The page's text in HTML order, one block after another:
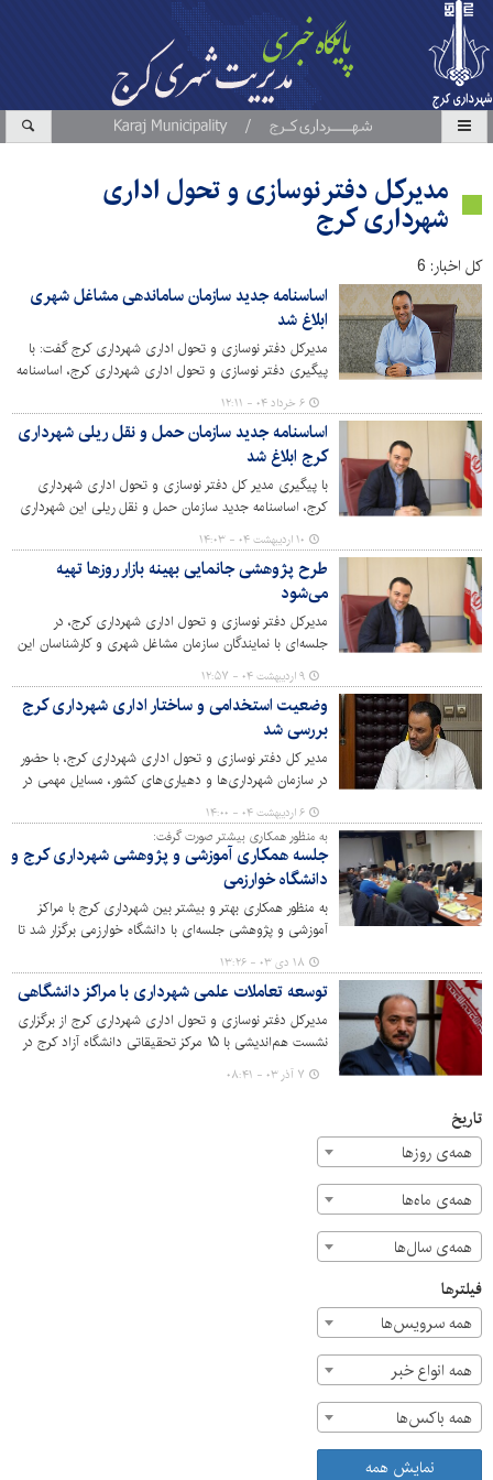
مدیرکل دفتر نوسازی و تحول اداری
شهرداری کرج
کل اخبار: 6
اساسنامه جدید سازمان ساماندهی مشاغل شهری
ابلاغ شد
مدیرکل دفتر نوسازی و تحول اداری شهرداری کرج گفت: با
پیگیری دفتر نوسازی و تحول اداری شهرداری کرج، اساسنامه
جدید سازمان ساماندهی مشاغل شهری و فرآورده‌های
کشاورزی از سوی سازمان شهرداری‌های وزارت کشور ابلاغ شد.
۶ خرداد ۰۴ - ۱۲:۱۱
اساسنامه جدید سازمان حمل و نقل ریلی شهرداری
کرج ابلاغ شد
با پیگیری مدیر کل دفتر نوسازی و تحول اداری شهرداری
کرج، اساسنامه جدید سازمان حمل و نقل ریلی این شهرداری
از سوی سازمان شهرداری‌های وزارت کشور ابلاغ شد.
۱۰ اردیبهشت ۰۴ - ۱۴:۰۳
طرح پژوهشی جانمایی بهینه بازار روزها تهیه
می‌شود
مدیرکل دفتر نوسازی و تحول اداری شهرداری کرج، در
جلسه‌ای با نمایندگان سازمان مشاغل شهری و کارشناسان این
دفتر، روی تهیه طرح پژوهشی مکان‌یابی و امکان‌سنجی
بازارهای روز شهر کرج تاکید کرد.
۹ اردیبهشت ۰۴ - ۱۲:۵۷
وضعیت استخدامی و ساختار اداری شهرداری کرج
بررسی شد
مدیر کل دفتر نوسازی و تحول اداری شهرداری کرج، با حضور
در سازمان شهرداری‌ها و دهیاری‌های کشور، مسایل مهمی در
حوزه مدیریت منابع انسانی و ساختار سازمانی شهرداری‌ها را
مورد بررسی و پیگیری قرار داد.
۶ اردیبهشت ۰۴ - ۱۴:۰۰
به منظور همکاری بیشتر صورت گرفت:
جلسه همکاری آموزشی و پژوهشی شهرداری کرج و
دانشگاه خوارزمی
به منظور همکاری بهتر و بیشتر بین شهرداری کرج با مراکز
آموزشی و پژوهشی جلسه‌ای با دانشگاه خوارزمی برگزار شد تا
راهکارهای مختلف همکاری بین این دو نهاد مورد بحث و
بررسی قرار بگیرد.
۱۸ دی ۰۳ - ۱۳:۲۶
توسعه تعاملات علمی شهرداری با مراکز دانشگاهی
مدیرکل دفتر نوسازی و تحول اداری شهرداری کرج از برگزاری
نشست هم‌اندیشی با ۱۵ مرکز تحقیقاتی دانشگاه آزاد کرج در
این اداره کل خبر داد.
۷ آذر ۰۳ - ۰۸:۴۱
تاریخ
همه‌ی روزها
همه‌ی ماه‌ها
همه‌ی سال‌ها
فیلترها
همه سرویس‌ها
همه انواع خبر
همه باکس‌ها
نمایش همه